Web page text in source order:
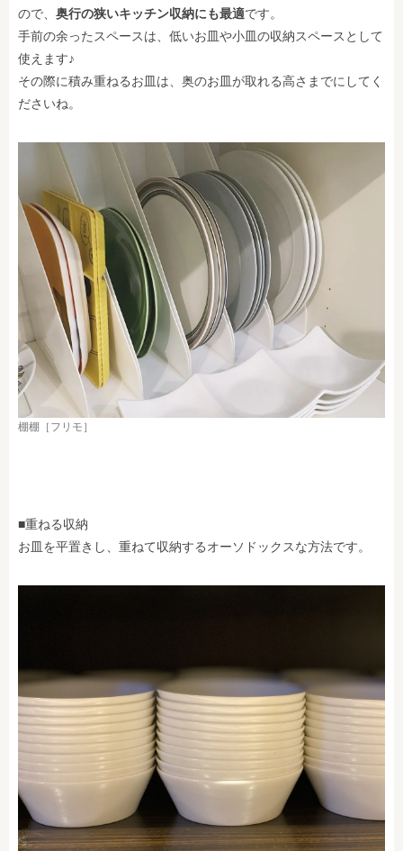
ので、 奥行の狭いキッチン収納にも最適です。
手前の余ったスペースは、低いお皿や小皿の収納スペースとして
使えます♪
その際に積み重ねるお皿は、奥のお皿が取れる高さまでにしてく
ださいね。
棚棚［フリモ］
■重ねる収納
お皿を平置きし、重ねて収納するオーソドックスな方法です。